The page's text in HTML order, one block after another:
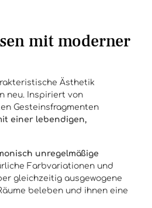
mit moderner
Ästhetik
neu. Inspiriert von
Gesteinsfragmenten
einer lebendigen,
unregelmäßige
Farbvariationen und
gleichzeitig ausgewogene
beleben und ihnen eine